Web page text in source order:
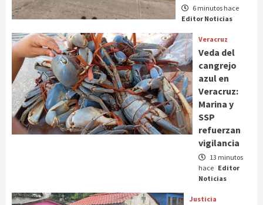
6 minutos hace
Editor Noticias
Veracruz
Veda del
cangrejo
azul en
Veracruz:
Marina y
SSP
refuerzan
vigilancia
13 minutos
hace Editor
Noticias
Justicia